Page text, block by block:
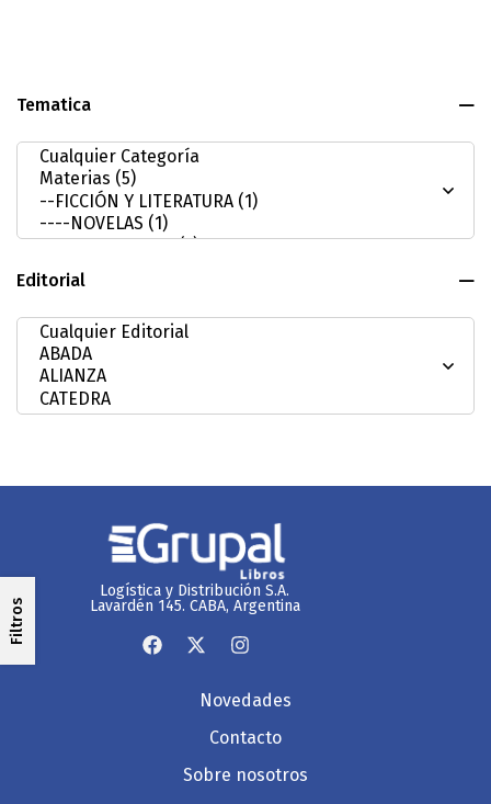
Tematica
Editorial
Filtros
Logística y Distribución S.A.
Lavardén 145. CABA, Argentina
Novedades
Contacto
Sobre nosotros